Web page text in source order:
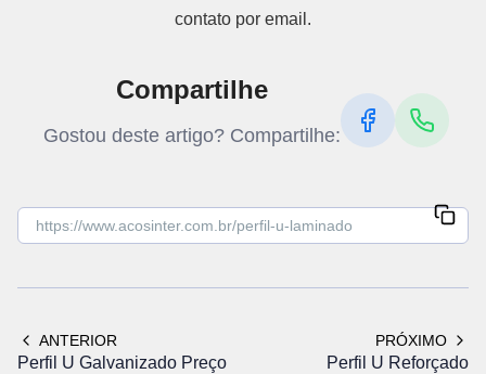
contato por email.
Compartilhe
Gostou deste artigo? Compartilhe:
ANTERIOR
Perfil U Galvanizado Preço
PRÓXIMO
Perfil U Reforçado